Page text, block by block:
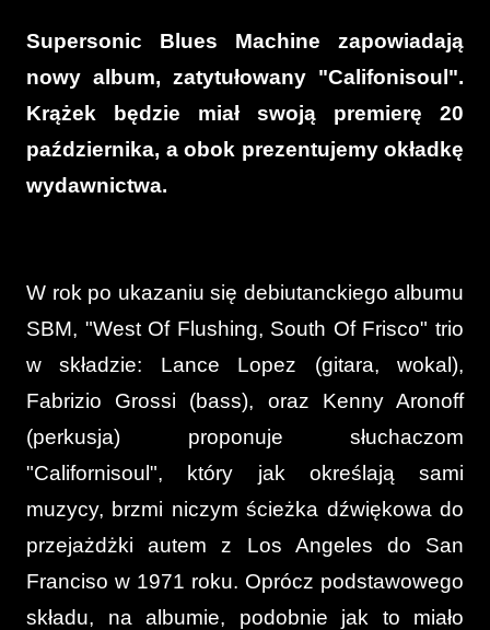
Supersonic Blues Machine zapowiadają
nowy album, zatytułowany "Califonisoul".
Krążek będzie miał swoją premierę 20
października, a obok prezentujemy okładkę
wydawnictwa.
W rok po ukazaniu się debiutanckiego albumu
SBM, "West Of Flushing, South Of Frisco" trio
w składzie: Lance Lopez (gitara, wokal),
Fabrizio Grossi (bass), oraz Kenny Aronoff
(perkusja) proponuje słuchaczom
"Californisoul", który jak określają sami
muzycy, brzmi niczym ścieżka dźwiękowa do
przejażdżki autem z Los Angeles do San
Franciso w 1971 roku. Oprócz podstawowego
składu, na albumie, podobnie jak to miało